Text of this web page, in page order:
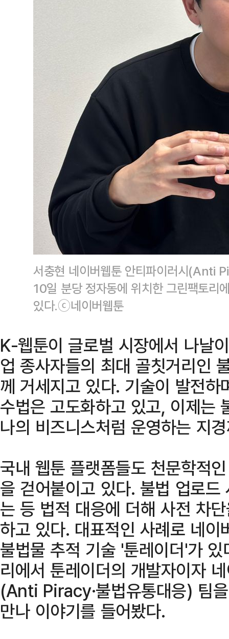
서충현 네이버웹툰 안티파이러시(Anti
10일 분당 정자동에 위치한 그린팩토리
있다.ⓒ네이버웹툰
K-웹툰이 글로벌 시장에서 나날
업 종사자들의 최대 골칫거리인
께 거세지고 있다. 기술이 발전
수법은 고도화하고 있고, 이제는
나의 비즈니스처럼 운영하는 지
국내 웹툰 플랫폼들도 천문학적
을 걷어붙이고 있다. 불법 업로
는 등 법적 대응에 더해 사전 차
하고 있다. 대표적인 사례로 네
불법물 추적 기술 '툰레이더'가
리에서 툰레이더의 개발자이자
(Anti Piracy·불법유통대응) 팀
만나 이야기를 들어봤다.